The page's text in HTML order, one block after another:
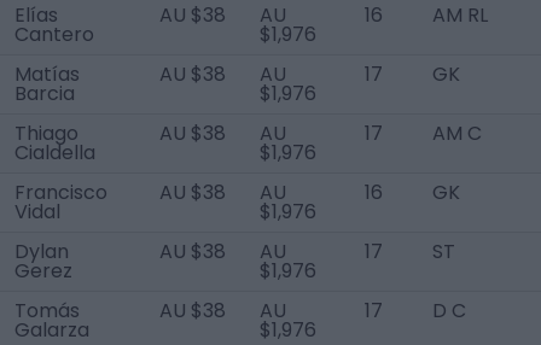
Elías
Cantero
AU $38 AU
$1,976
16 AM RL
Matías
Barcia
AU $38 AU
$1,976
17 GK
Thiago
Cialdella
AU $38 AU
$1,976
17 AM C
Francisco
Vidal
AU $38 AU
$1,976
16 GK
Dylan
Gerez
AU $38 AU
$1,976
17 ST
Tomás
Galarza
AU $38 AU
$1,976
17 D C